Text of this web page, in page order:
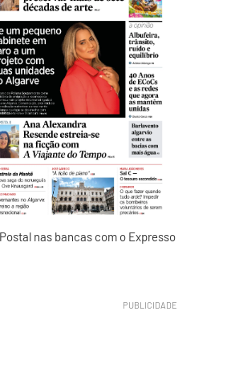
nas bancas com o Expresso